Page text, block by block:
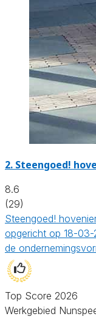
2. Steengoed!
8.6
(29)
Steengoed!
opgericht op 18-
de
Top Score 2026
Werkgebied